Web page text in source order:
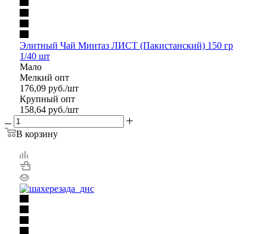
Элитный Чай Минтаз ЛИСТ (Пакистанский) 150 гр
1/40 шт
Мало
Мелкий опт
176,09 руб./шт
Крупный опт
158,64 руб./шт
В корзину